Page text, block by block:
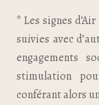
* Les signes
suivies avec
engagements
stimulation
conférant alors